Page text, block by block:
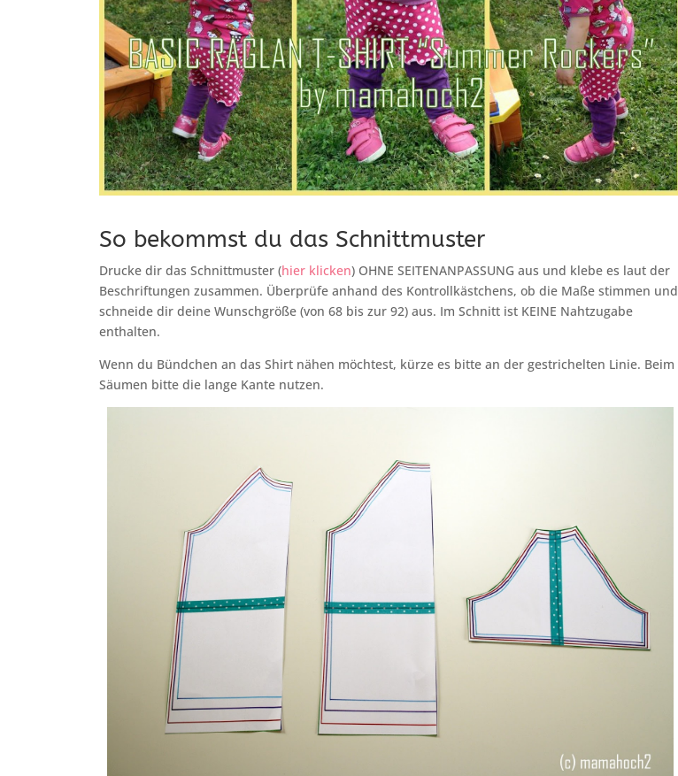
So bekommst du das Schnittmuster
Drucke dir das Schnittmuster (hier klicken) OHNE SEITENANPASSUNG aus und klebe es laut der
Beschriftungen zusammen. Überprüfe anhand des Kontrollkästchens, ob die Maße stimmen und
schneide dir deine Wunschgröße (von 68 bis zur 92) aus. Im Schnitt ist KEINE Nahtzugabe
enthalten.
Wenn du Bündchen an das Shirt nähen möchtest, kürze es bitte an der gestrichelten Linie. Beim
Säumen bitte die lange Kante nutzen.